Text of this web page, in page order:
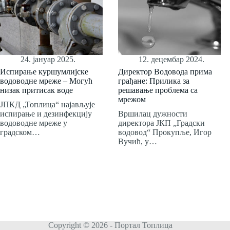
24. јануар 2025.
Испирање куршумлијске
водоводне мреже – Могућ
низак притисак воде
ЈПКД „Топлица“ најављује
испирање и дезинфекцију
водоводне мреже у
градском…
12. децембар 2024.
Директор Водовода прима
грађане: Прилика за
решавање проблема са
мрежом
Вршилац дужности
директора ЈКП „Градски
водовод“ Прокупље, Игор
Вучић, у…
Copyright © 2026 - Портал Топлица